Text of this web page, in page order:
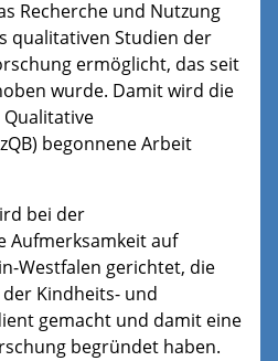
Recherche und Nutzung
qualitativen Studien der
ermöglicht, das seit
wurde. Damit wird die
begonnene Arbeit
bei der
Aufmerksamkeit auf
Westfalen gerichtet, die
Kindheits- und
gemacht und damit eine
begründet haben.